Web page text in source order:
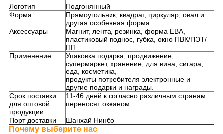
Логотип
Подгонянный
Форма
Прямоугольник, квадрат, циркуляр, овал и
другая особенная форма
Аксессуары
Магнит, лента, резинка, форма ЕВА,
пластиковый поднос, губка, окно ПВК/ПЭТ/
ПП
Применение
Упаковка подарка, продвижение,
супермаркет, хранение, для вина, сигара,
еда, косметика,
продукты потребителя электронные и
другие подарки и награды.
Срок поставки
для оптовой
продукции
11-46 дней к согласно различным странам
переносят океаном
Порт доставки Шанхай Нинбо
Почему выберите нас